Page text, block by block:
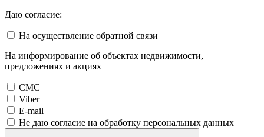
Даю согласие:
На осуществление обратной связи
На информирование об объектах недвижимости,
предложениях и акциях
СМС
Viber
E-mail
Не даю согласие на обработку персональных данных